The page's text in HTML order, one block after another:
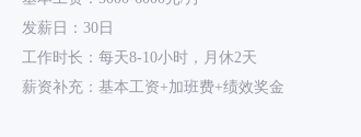
发薪日：30日
工作时长：每天8-10小时，月休2天
薪资补充：基本工资+加班费+绩效奖金